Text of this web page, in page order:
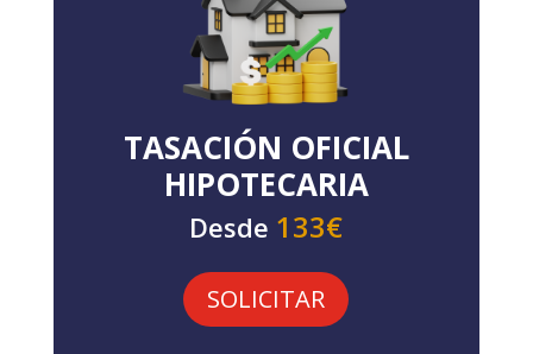
TASACIÓN OFICIAL
HIPOTECARIA
Desde 133€
SOLICITAR